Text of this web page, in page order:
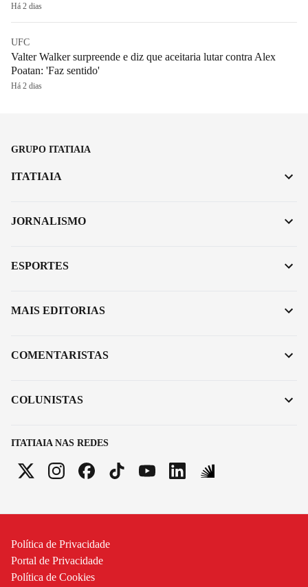
Há 2 dias
UFC
Valter Walker surpreende e diz que aceitaria lutar contra Alex
Poatan: 'Faz sentido'
Há 2 dias
GRUPO ITATIAIA
ITATIAIA NAS REDES
ITATIAIA
JORNALISMO
ESPORTES
MAIS EDITORIAS
COMENTARISTAS
COLUNISTAS
Política de Privacidade
Portal de Privacidade
Política de Cookies